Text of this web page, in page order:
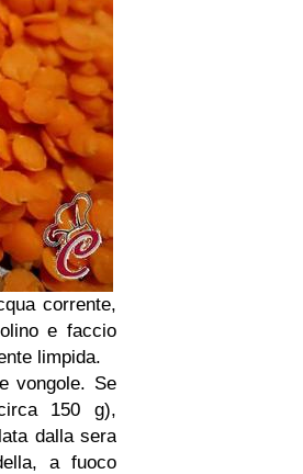
corrente,
e faccio
limpida.
vongole. Se
150 g),
dalla sera
a fuoco